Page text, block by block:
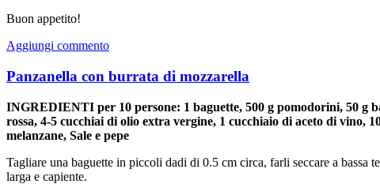
Buon appetito!
Aggiungi commento
Panzanella con burrata di mozzarella
INGREDIENTI per 10 persone: 1 baguette, 500 g pomodorini, 50 g
rossa, 4-5 cucchiai di olio extra vergine, 1 cucchiaio di aceto di vino,
melanzane, Sale e pepe
Tagliare una baguette in piccoli dadi di 0.5 cm circa, farli seccare a bassa
larga e capiente.